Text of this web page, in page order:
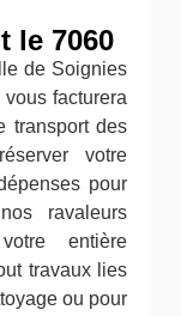
le 7060
de Soignies
facturera
transport des
votre
pour
ravaleurs
entière
travaux lies
ou pour